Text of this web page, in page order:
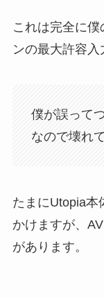
これは完全に
ンの最大許容入
僕が誤って
なので壊れ
たまにUtopia本
かけますが、
があります。